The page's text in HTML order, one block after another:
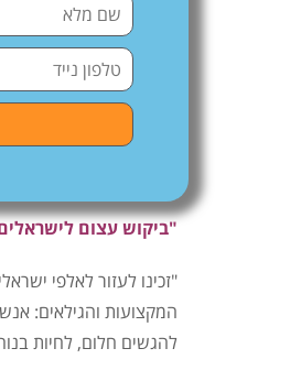
"ביקוש עצום
"זכינו לעזור לאלפי
המקצועות והגילאים:
להגשים חלום, לחיות